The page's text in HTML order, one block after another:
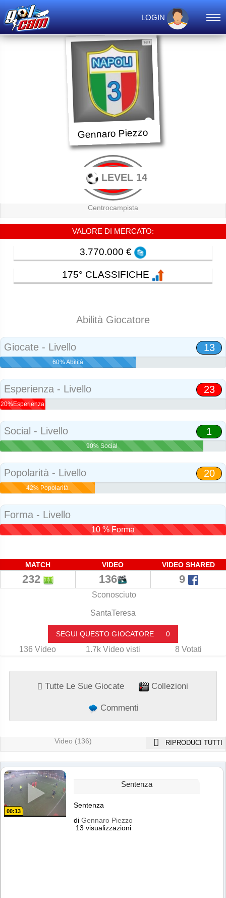
LOGIN
Gennaro Piezzo
LEVEL 14
Centrocampista
VALORE DI MERCATO:
3.770.000 €
175° CLASSIFICHE
Abilità Giocatore
Giocate - Livello 13
60% Abilità
Esperienza - Livello 23
20%Esperienza
Social - Livello 1
90% Social
Popolarità - Livello 20
42% Popolarità
Forma - Livello
10 % Forma
MATCH VIDEO VIDEO SHARED
232 136 9
Sconosciuto
SantaTeresa
SEGUI QUESTO GIOCATORE 0
136 Video 1.7k Video visti 8 Votati
Tutte Le Sue Giocate Collezioni
Commenti
Video (136) RIPRODUCI TUTTI
00:13
Sentenza
Sentenza
di Gennaro Piezzo
13 visualizzazioni